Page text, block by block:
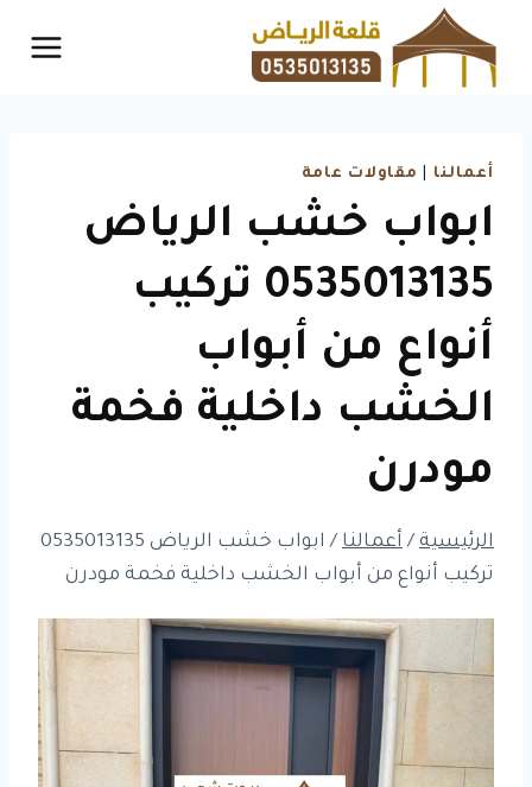
أعمالنا مقاولات عامة
ابواب خشب الرياض
0535013135 تركيب
أنواع من أبواب
الخشب داخلية فخمة
مودرن
الرئيسية / أعمالنا /
ابواب خشب الرياض 0535013135
تركيب أنواع من أبواب الخشب داخلية فخمة مودرن